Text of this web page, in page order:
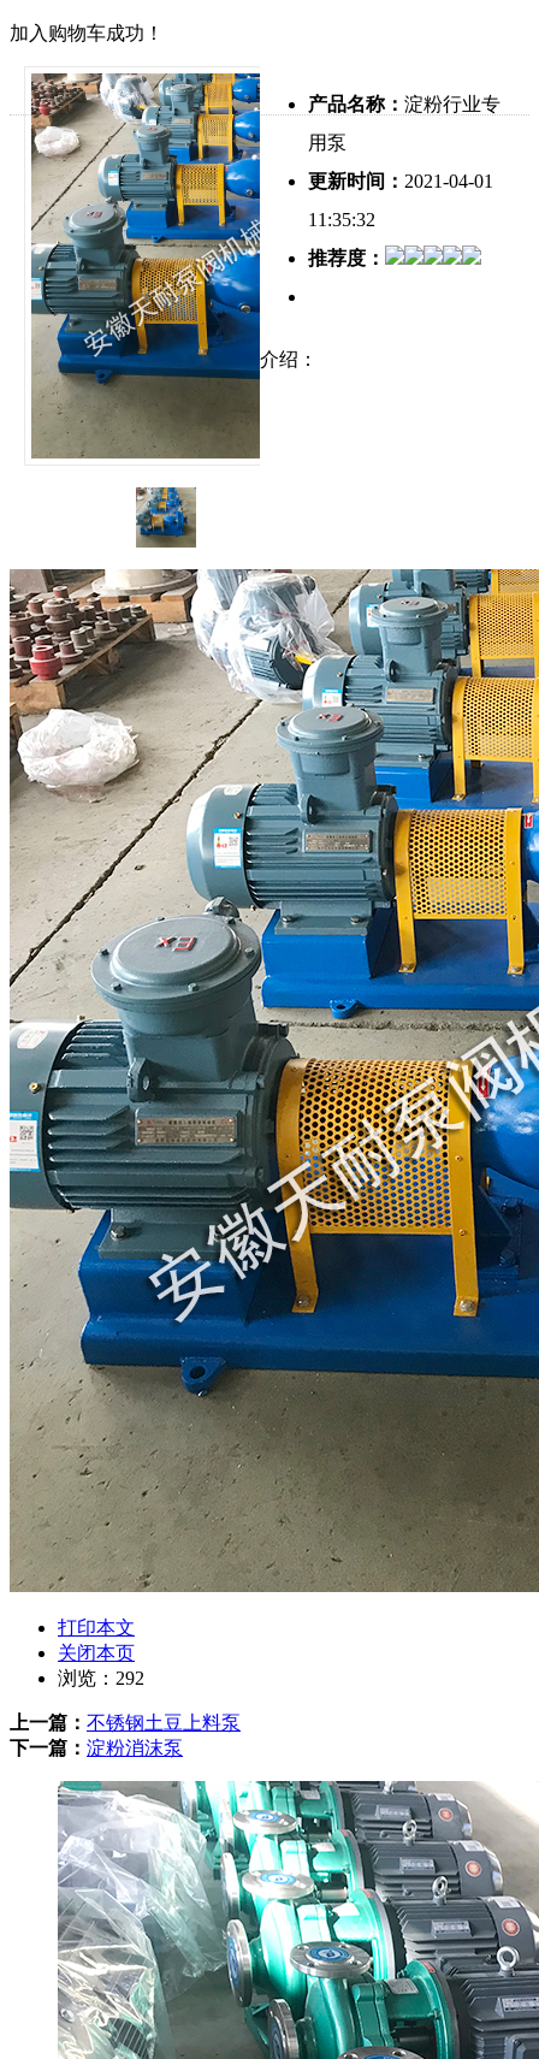
加入购物车成功！
产品名称： 淀粉行业专
用泵
更新时间： 2021-04-01
11:35:32
推荐度：
介绍：
打印本文
关闭本页
浏览： 292
上一篇： 不锈钢土豆上料泵
下一篇： 淀粉消沫泵